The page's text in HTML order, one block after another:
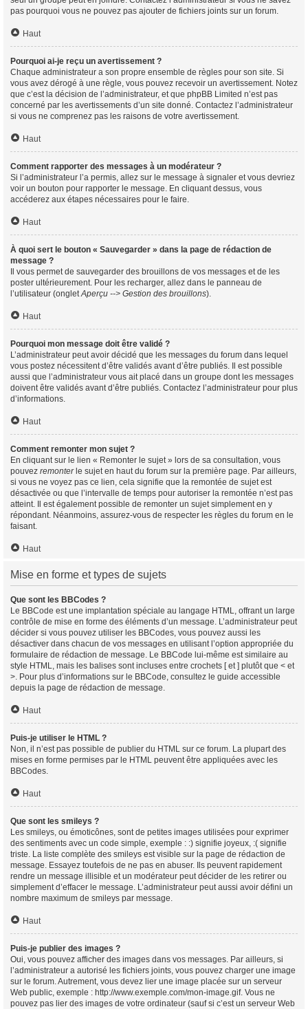
pas pourquoi vous ne pouvez pas ajouter de fichiers joints sur un forum.
Haut
Pourquoi ai-je reçu un avertissement ?
Chaque administrateur a son propre ensemble de règles pour son site. Si
vous avez dérogé à une règle, vous pouvez recevoir un avertissement. Notez
que c’est la décision de l’administrateur, et que phpBB Limited n’est pas
concerné par les avertissements d’un site donné. Contactez l’administrateur
si vous ne comprenez pas les raisons de votre avertissement.
Haut
Comment rapporter des messages à un modérateur ?
Si l’administrateur l’a permis, allez sur le message à signaler et vous devriez
voir un bouton pour rapporter le message. En cliquant dessus, vous
accéderez aux étapes nécessaires pour le faire.
Haut
À quoi sert le bouton « Sauvegarder » dans la page de rédaction de
message ?
Il vous permet de sauvegarder des brouillons de vos messages et de les
poster ultérieurement. Pour les recharger, allez dans le panneau de
l’utilisateur (ongletAperçu --> Gestion des brouillons).
Haut
Pourquoi mon message doit être validé ?
L’administrateur peut avoir décidé que les messages du forum dans lequel
vous postez nécessitent d’être validés avant d’être publiés. Il est possible
aussi que l’administrateur vous ait placé dans un groupe dont les messages
doivent être validés avant d’être publiés. Contactez l’administrateur pour plus
d’informations.
Haut
Comment remonter mon sujet ?
En cliquant sur le lien « Remonter le sujet » lors de sa consultation, vous
pouvez remonterle sujet en haut du forum sur la première page. Par ailleurs,
si vous ne voyez pas ce lien, cela signifie que la remontée de sujet est
désactivée ou que l’intervalle de temps pour autoriser la remontée n’est pas
atteint. Il est également possible de remonter un sujet simplement en y
répondant. Néanmoins, assurez-vous de respecter les règles du forum en le
faisant.
Haut
Mise en forme et types de sujets
Que sont les BBCodes ?
Le BBCode est une implantation spéciale au langage HTML, offrant un large
contrôle de mise en forme des éléments d’un message. L’administrateur peut
décider si vous pouvez utiliser les BBCodes, vous pouvez aussi les
désactiver dans chacun de vos messages en utilisant l’option appropriée du
formulaire de rédaction de message. Le BBCode lui-même est similaire au
style HTML, mais les balises sont incluses entre crochets [ et ] plutôt que < et
>. Pour plus d’informations sur le BBCode, consultez le guide accessible
depuis la page de rédaction de message.
Haut
Puis-je utiliser le HTML ?
Non, il n’est pas possible de publier du HTML sur ce forum. La plupart des
mises en forme permises par le HTML peuvent être appliquées avec les
BBCodes.
Haut
Que sont les smileys ?
Les smileys, ou émoticônes, sont de petites images utilisées pour exprimer
des sentiments avec un code simple, exemple : :) signifie joyeux, :( signifie
triste. La liste complète des smileys est visible sur la page de rédaction de
message. Essayez toutefois de ne pas en abuser. Ils peuvent rapidement
rendre un message illisible et un modérateur peut décider de les retirer ou
simplement d’effacer le message. L’administrateur peut aussi avoir défini un
nombre maximum de smileys par message.
Haut
Puis-je publier des images ?
Oui, vous pouvez afficher des images dans vos messages. Par ailleurs, si
l’administrateur a autorisé les fichiers joints, vous pouvez charger une image
sur le forum. Autrement, vous devez lier une image placée sur un serveur
Web public, exemple : http://www.exemple.com/mon-image.gif. Vous ne
pouvez pas lier des images de votre ordinateur (sauf si c’est un serveur Web